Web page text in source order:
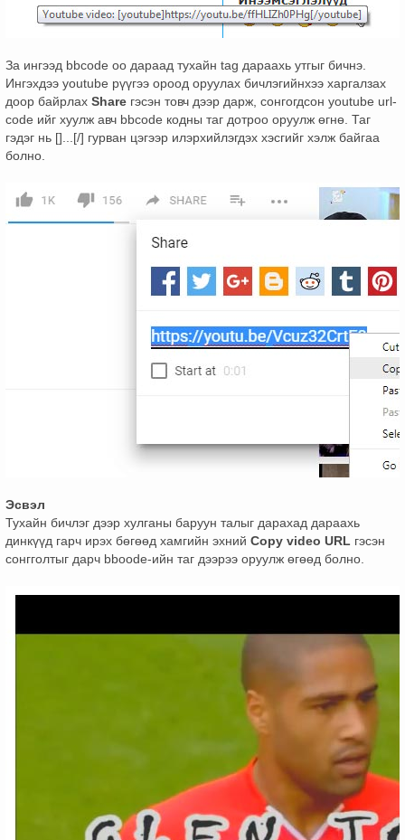
За ингээд bbcode оо дараад тухайн tag дараахь утгыг бичнэ.
Ингэхдээ youtube рүүгээ ороод оруулах бичлэгийнхээ харгалзах
доор байрлах Share гэсэн товч дээр дарж, сонгогдсон youtube url-
code ийг хуулж авч bbcode кодны таг дотроо оруулж өгнө. Таг
гэдэг нь []...[/] гурван цэгээр илэрхийлэгдэх хэсгийг хэлж байгаа
болно.
Эсвэл
Тухайн бичлэг дээр хулганы баруун талыг дарахад дараахь
динкүүд гарч ирэх бөгөөд хамгийн эхний Copy video URL гэсэн
сонгголтыг дарч bboode-ийн таг дээрээ оруулж өгөөд болно.